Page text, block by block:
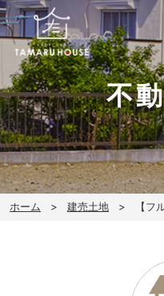
不
ホーム 建売土地 【フ